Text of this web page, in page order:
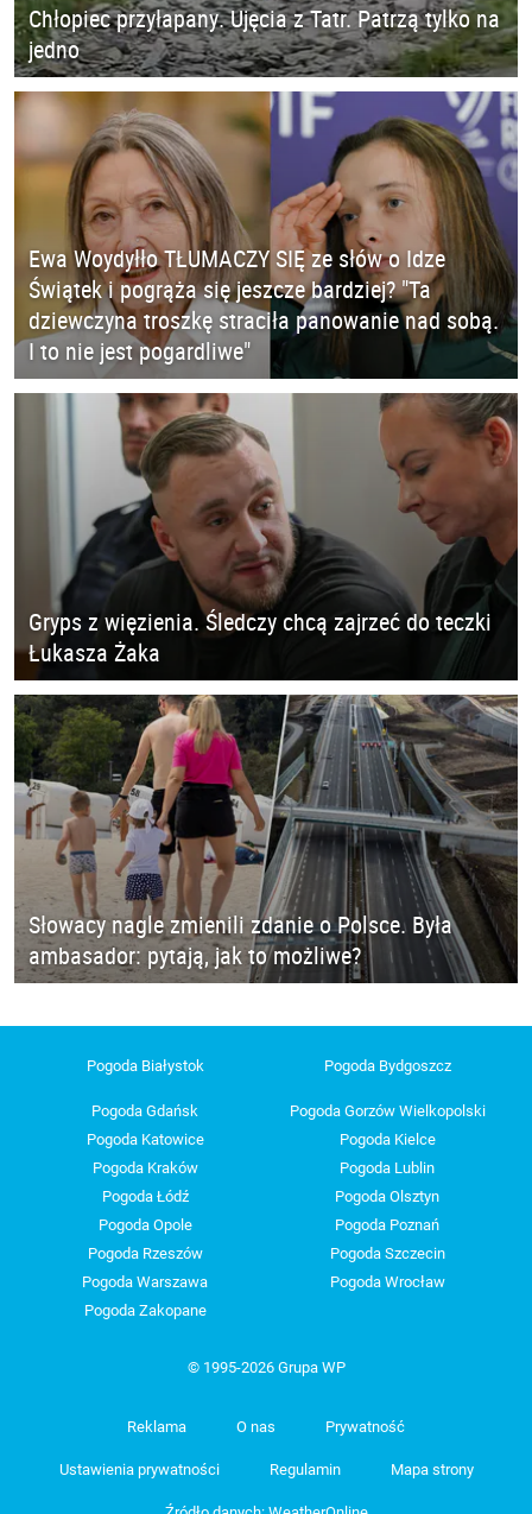
Chłopiec przyłapany. Ujęcia z Tatr. Patrzą tylko na
jedno
Ewa Woydyłło TŁUMACZY SIĘ ze słów o Idze
Świątek i pogrąża się jeszcze bardziej? "Ta
dziewczyna troszkę straciła panowanie nad sobą.
I to nie jest pogardliwe"
Gryps z więzienia. Śledczy chcą zajrzeć do teczki
Łukasza Żaka
Słowacy nagle zmienili zdanie o Polsce. Była
ambasador: pytają, jak to możliwe?
Pogoda Białystok Pogoda Bydgoszcz
Pogoda Gdańsk
Pogoda Gorzów Wielkopolski
Pogoda Katowice
Pogoda Kielce
Pogoda Kraków
Pogoda Lublin
Pogoda Łódź
Pogoda Olsztyn
Pogoda Opole
Pogoda Poznań
Pogoda Rzeszów
Pogoda Szczecin
Pogoda Warszawa
Pogoda Wrocław
Pogoda Zakopane
© 1995-2026 Grupa WP
Reklama O nas Prywatność
Ustawienia prywatności Regulamin Mapa strony